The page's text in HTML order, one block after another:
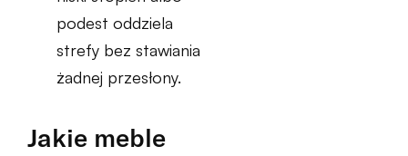
podest oddziela
strefy bez stawiania
żadnej przesłony.
Jakie meble